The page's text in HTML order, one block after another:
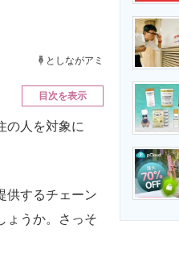
エネルギーの専門メディア
としながアミ
目次を表示
の人を対象に
供するチェーン
ょうか。さっそ